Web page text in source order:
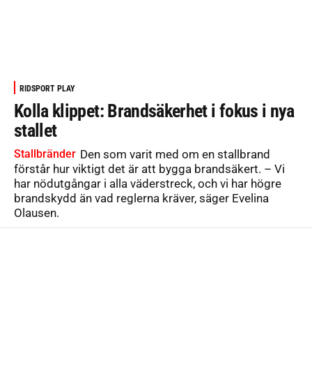
RIDSPORT PLAY
Kolla klippet: Brandsäkerhet i fokus i nya
stallet
Stallbränder Den som varit med om en stallbrand
förstår hur viktigt det är att bygga brandsäkert. – Vi
har nödutgångar i alla väderstreck, och vi har högre
brandskydd än vad reglerna kräver, säger Evelina
Olausen.